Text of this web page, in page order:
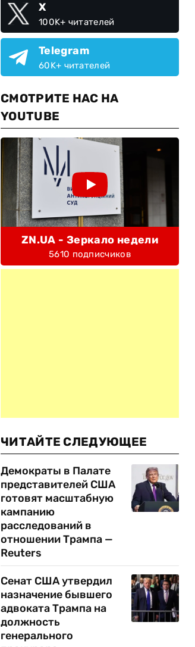
X
100K+ читателей
Telegram
60K+ читателей
СМОТРИТЕ НАС НА
YOUTUBE
ZN.UA - Зеркало недели
5610 подписчиков
ЧИТАЙТЕ СЛЕДУЮЩЕЕ
Демократы в Палате
представителей США
готовят масштабную
кампанию
расследований в
отношении Трампа —
Reuters
Сенат США утвердил
назначение бывшего
адвоката Трампа на
должность
генерального